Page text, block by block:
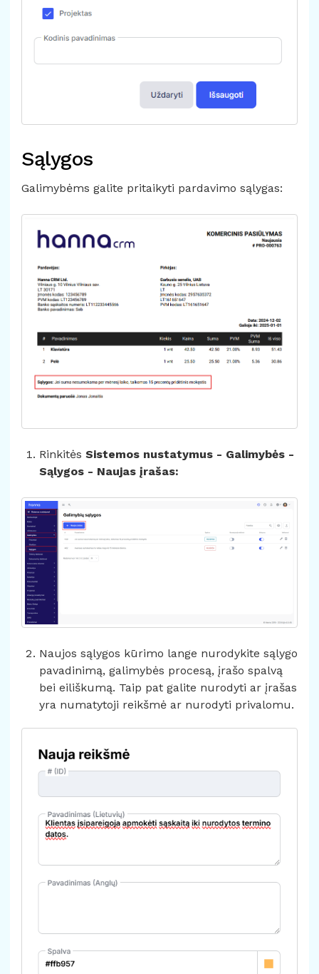
Sąlygos
Galimybėms galite pritaikyti pardavimo sąlygas:
Rinkitės Sistemos nustatymus - Galimybės -
Sąlygos - Naujas įrašas:
Naujos sąlygos kūrimo lange nurodykite sąlygo
pavadinimą, galimybės procesą, įrašo spalvą
bei eiliškumą. Taip pat galite nurodyti ar įrašas
yra numatytoji reikšmė ar nurodyti privalomu.